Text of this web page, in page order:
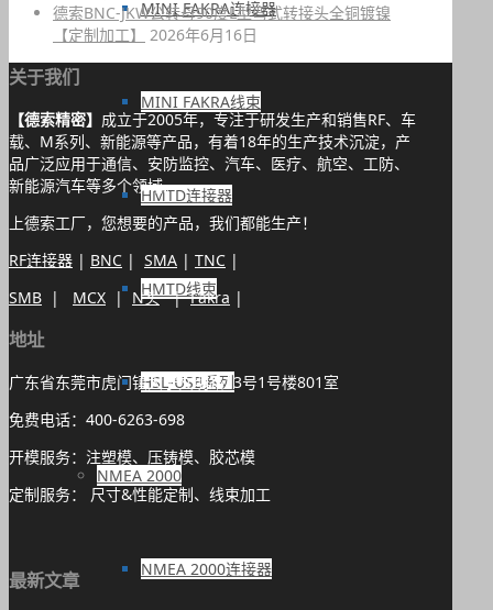
MINI FAKRA连接器
MINI FAKRA线束
HMTD连接器
HMTD线束
HSL-USB系列
NMEA 2000
NMEA 2000连接器
德索BNC-JKW公转母90度L型弯式转接头全铜镀镍
【定制加工】
2026年6月16日
关于我们
【德索精密】 成立于2005年，专注于研发生产和销售RF、车
载、M系列、新能源等产品，有着18年的生产技术沉淀，产
品广泛应用于通信、安防监控、汽车、医疗、航空、工防、
新能源汽车等多个领域。
上德索工厂，您想要的产品，我们都能生产！
RF连接器 | BNC | SMA | TNC |
SMB | MCX | N头|Fakra |
地址
广东省东莞市虎门镇大宁文明路13号1号楼801室
免费电话：400-6263-698
开模服务：注塑模、压铸模、胶芯模
定制服务： 尺寸&性能定制、线束加工
最新文章